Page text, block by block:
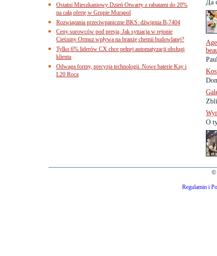
Да
O
Ostatni Mieszkaniowy Dzień Otwarty z rabatami do 20%
na całą ofertę w Grupie Murapol
Rozwiązania przeciwpaniczne BKS: dźwignia B-7404
Ceny surowców pod presją. Jak sytuacja w rejonie
Cieśniny Ormuz wpływa na branżę chemii budowlanej?
Tylko 6% liderów CX chce pełnej automatyzacji obsługi
klienta
Odwaga formy, precyzja technologii. Nowe baterie Kay i
L20 Roca
©
Regulamin i